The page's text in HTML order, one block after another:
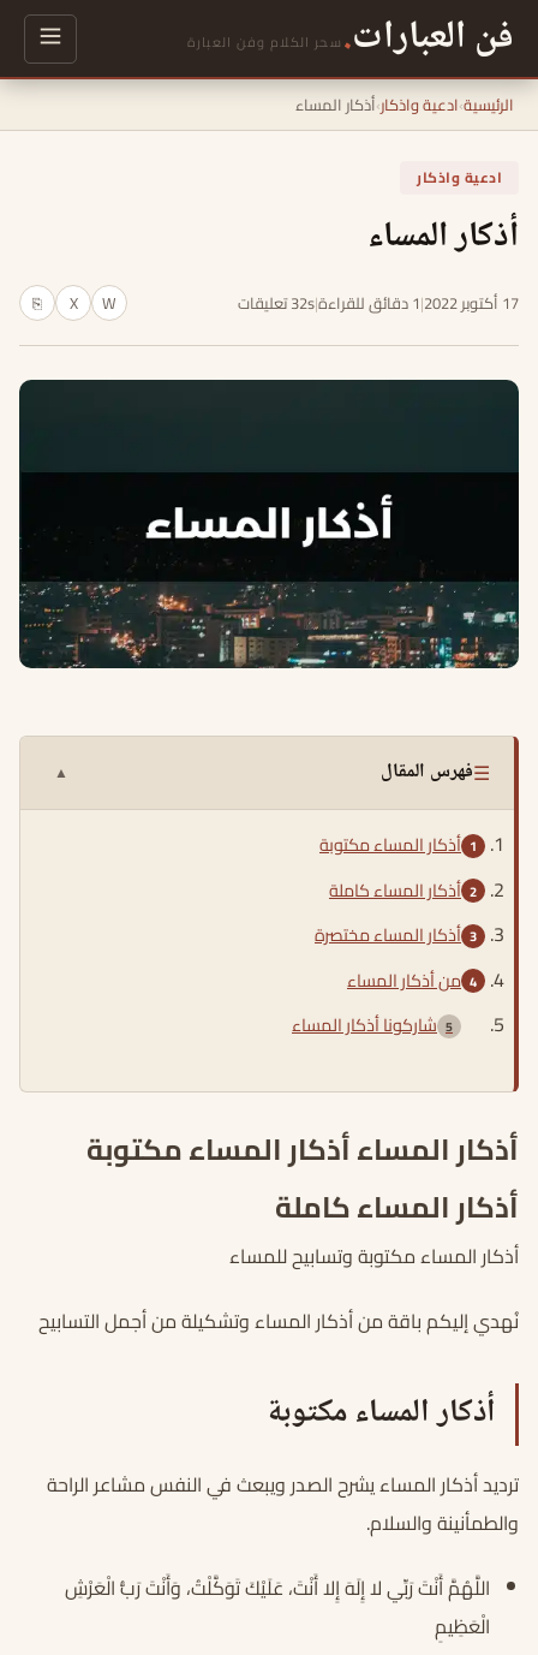
فن العبارات. سحر الكلام وفن العبارة
الرئيسية›ادعية واذكار›أذكار المساء
ادعية واذكار
أذكار المساء
17 أكتوبر 2022 |1 دقائق للقراءة |32s تعليقات W
X
⎘
☰فهرس المقال ▲
أذكار المساء مكتوبة
أذكار المساء كاملة
أذكار المساء مختصرة
من أذكار المساء
شاركونا أذكار المساء
أذكار المساء أذكار المساء مكتوبة
أذكار المساء كاملة
أذكار المساء مكتوبة وتسابيح للمساء
نُهدي إليكم باقة من أذكار المساء وتشكيلة من أجمل التسابيح
أذكار المساء مكتوبة
ترديد أذكار المساء يشرح الصدر ويبعث في النفس مشاعر الراحة
والطمأنينة والسلام.
اللَّهُمَّ أَنْتَ رَبِّي لا إِلَهَ إِلا أَنْتَ، عَلَيْكَ تَوَكَّلْتُ، وَأَنْتَ رَبُّ الْعَرْشِ
الْعَظِيمِ